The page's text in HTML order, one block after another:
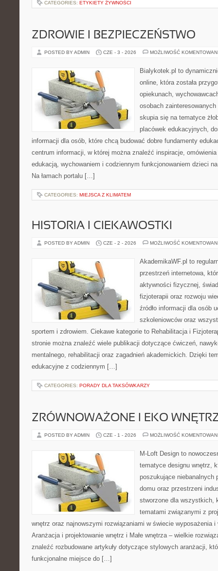
CATEGORIES: ETYKIETY ŻYWNOŚCI
ZDROWIE I BEZPIECZEŃSTWO
POSTED BY ADMIN CZE - 3 - 2026 MOŻLIWOŚĆ
Bialykotek.pl to
online, która została
opiekunach,
osobach
skupia się na tematyce
placówek edukacyjnych,
informacji dla osób, które chcą budować dobre fundamenty
centrum informacji, w której można znaleźć inspiracje,
edukacją, wychowaniem i codziennym funkcjonowaniem dzieci
Na łamach portalu […]
CATEGORIES: MIEJSCA Z KLIMATEM
HISTORIA I CIEKAWOSTKI
POSTED BY ADMIN CZE - 2 - 2026 MOŻLIWOŚĆ
AkademikaWF.pl to
przestrzeń internetowa,
aktywności fizycznej,
fizjoterapii oraz rozwoju
źródło informacji dla osób
szkoleniowców oraz
sportem i zdrowiem. Ciekawe kategorie to Rehabilitacja i
stronie można znaleźć wiele publikacji dotyczące ćwiczeń,
mentalnego, rehabilitacji oraz zagadnień akademickich. Dzięki
edukacyjne z codziennym […]
CATEGORIES: PORADY DLA TAKSÓWKARZY
ZRÓWNOWAŻONE I EKO
POSTED BY ADMIN CZE - 1 - 2026 MOŻLIWOŚĆ
M-Loft Design to
tematyce designu wnętrz,
poszukujące niebanalnych
domu oraz przestrzeni
stworzone dla wszystkich,
tematami związanymi z
wnętrz oraz najnowszymi rozwiązaniami w świecie wyposażenia
Aranżacja i projektowanie wnętrz i Małe wnętrza – wielkie
znaleźć rozbudowane artykuły dotyczące stylowych aranżacji,
funkcjonalne miejsce do […]